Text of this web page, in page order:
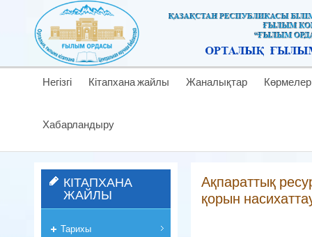
Негізгі Кітапхана жайлы Жаналықтар Көрмелер
Хабарландыру
Ақпараттық
қорын
КІТАПХАНА
ЖАЙЛЫ
Тарихы